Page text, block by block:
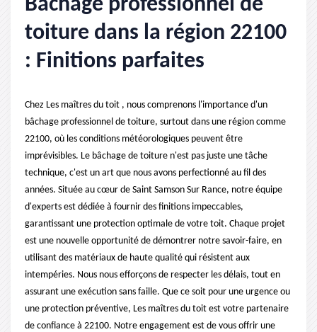
Bâchage professionnel de
toiture dans la région 22100
: Finitions parfaites
Chez Les maîtres du toit , nous comprenons l'importance d'un
bâchage professionnel de toiture, surtout dans une région comme
22100, où les conditions météorologiques peuvent être
imprévisibles. Le bâchage de toiture n'est pas juste une tâche
technique, c'est un art que nous avons perfectionné au fil des
années. Située au cœur de Saint Samson Sur Rance, notre équipe
d'experts est dédiée à fournir des finitions impeccables,
garantissant une protection optimale de votre toit. Chaque projet
est une nouvelle opportunité de démontrer notre savoir-faire, en
utilisant des matériaux de haute qualité qui résistent aux
intempéries. Nous nous efforçons de respecter les délais, tout en
assurant une exécution sans faille. Que ce soit pour une urgence ou
une protection préventive, Les maîtres du toit est votre partenaire
de confiance à 22100. Notre engagement est de vous offrir une